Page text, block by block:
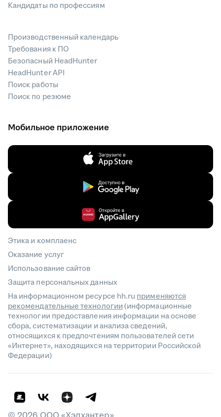
Кандидаты по профессиям
Производственный календарь
Требования к ПО
Безопасный HeadHunter
HeadHunter API
Поиск работы
Поиск по резюме
Мобильное приложение
Этика и комплаенс
Оказание услуг
Использование сайтов
Защита персональных данных
На информационном ресурсе hh.ru применяются
рекомендательные технологии(информационные
технологии предоставления информации на основе
сбора, систематизации и анализа сведений,
относящихся к предпочтениям пользователей сети
«Интернет», находящихся на территории Российской
Федерации)